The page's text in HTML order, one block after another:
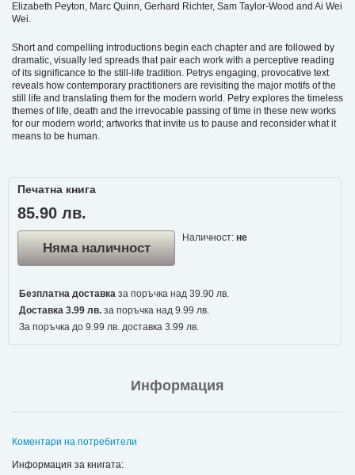
Elizabeth Peyton, Marc Quinn, Gerhard Richter, Sam Taylor-Wood and Ai Wei
Wei.
Short and compelling introductions begin each chapter and are followed by
dramatic, visually led spreads that pair each work with a perceptive reading
of its significance to the still-life tradition. Petrys engaging, provocative text
reveals how contemporary practitioners are revisiting the major motifs of the
still life and translating them for the modern world. Petry explores the timeless
themes of life, death and the irrevocable passing of time in these new works
for our modern world; artworks that invite us to pause and reconsider what it
means to be human.
Печатна книга
85.90 лв.
Няма наличност
Наличност: не
Безплатна доставказа поръчка над 39.90 лв.
Доставка 3.99 лв.за поръчка над 9.99 лв.
За поръчка до 9.99 лв. доставка 3.99 лв.
Информация
Коментари на потребители
Информация за книгата: